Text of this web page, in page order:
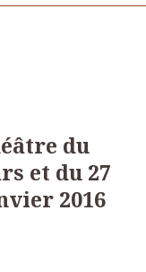
du
et du 27
2016